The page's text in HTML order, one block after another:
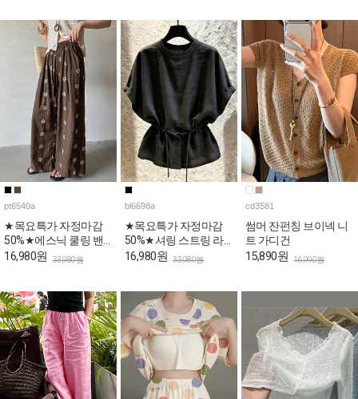
pt6540a
★목요특가 자정마감
50%★에스닉 쿨링 밴
딩 와이드 팬츠
16,980원 33,980원
bl6698a
★목요특가 자정마감
50%★셔링 스트링 라
운드 여름 블라우스
16,980원 33,980원
cd3581
썸머 잔펀칭 브이넥 니
트 가디건
15,890원 16,990원